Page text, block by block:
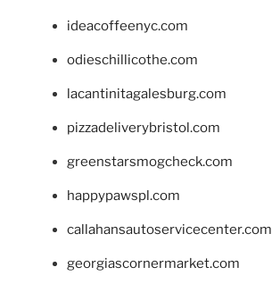
ideacoffeenyc.com
odieschillicothe.com
lacantinitagalesburg.com
pizzadeliverybristol.com
greenstarsmogcheck.com
happypawspl.com
callahansautoservicecenter.com
georgiascornermarket.com